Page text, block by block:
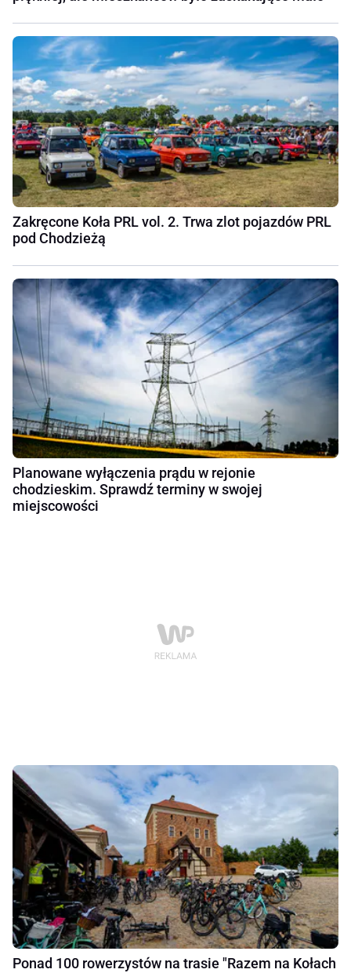
Zakręcone Koła PRL vol. 2. Trwa zlot pojazdów PRL
pod Chodzieżą
Planowane wyłączenia prądu w rejonie
chodzieskim. Sprawdź terminy w swojej
miejscowości
Ponad 100 rowerzystów na trasie "Razem na Kołach